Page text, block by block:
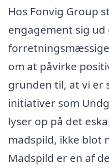
Hos Fonvig Group
engagement sig ud
om at påvirke
grunden til, at vi er
initiativer som
lyser op på det
madspild, ikke blot
Madspild er en af